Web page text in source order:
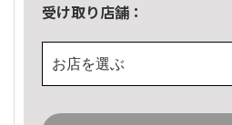
受け取り店舗：
お店を選ぶ